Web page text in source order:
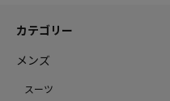
カテゴリー
メンズ
スーツ